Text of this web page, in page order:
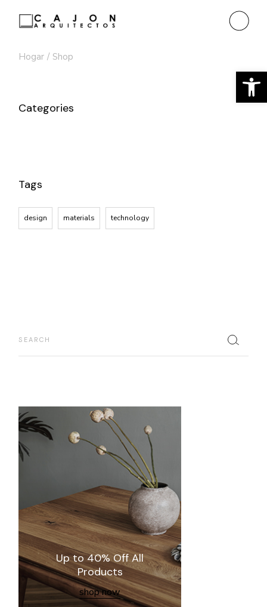
contenido
Hogar Shop
Categories
Tags
design materials technology
Up to 40% Off All
Products
shop now